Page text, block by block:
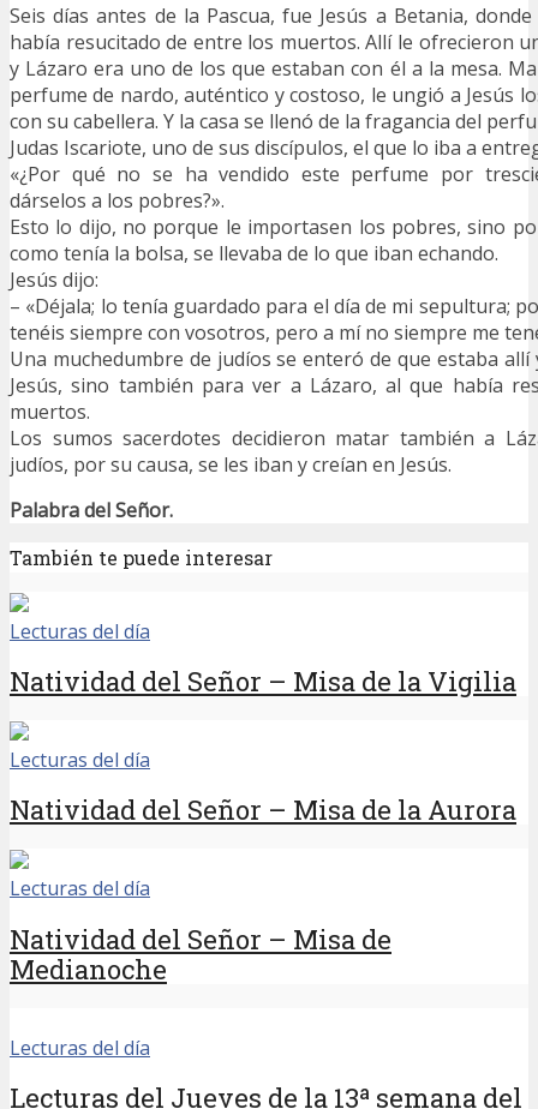
Seis días antes de la Pascua, fue Jesús a Betania,
había resucitado de entre los muertos. Allí le ofrecieron
y Lázaro era uno de los que estaban con él a la mesa.
perfume de nardo, auténtico y costoso, le ungió a Jesús
con su cabellera. Y la casa se llenó de la fragancia del
Judas Iscariote, uno de sus discípulos, el que lo iba a
«¿Por qué no se ha vendido este perfume por
dárselos a los pobres?».
Esto lo dijo, no porque le importasen los pobres, sino
como tenía la bolsa, se llevaba de lo que iban echando.
Jesús dijo:
– «Déjala; lo tenía guardado para el día de mi sepultura;
tenéis siempre con vosotros, pero a mí no siempre me
Una muchedumbre de judíos se enteró de que estaba
Jesús, sino también para ver a Lázaro, al que había
muertos.
Los sumos sacerdotes decidieron matar también a
judíos, por su causa, se les iban y creían en Jesús.
Palabra del Señor.
También te puede interesar
Lecturas del día
Natividad del Señor – Misa de la Vigilia
Lecturas del día
Natividad del Señor – Misa de la Aurora
Lecturas del día
Natividad del Señor – Misa de
Medianoche
Lecturas del día
Lecturas del Jueves de la 13ª semana del